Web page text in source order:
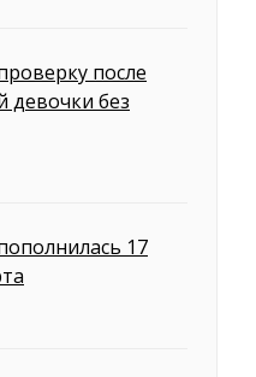
после
девочки без
17